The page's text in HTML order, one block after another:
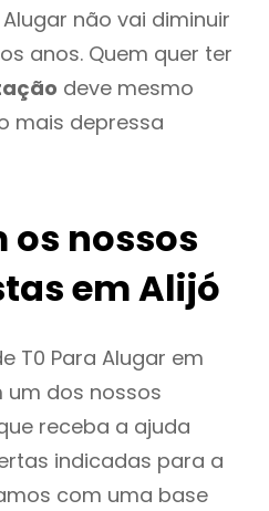
não vai diminuir
anos. Quem quer ter
deve mesmo
mais depressa
os nossos
em Alijó
T0 Para Alugar em
um dos nossos
receba a ajuda
indicadas para a
com uma base